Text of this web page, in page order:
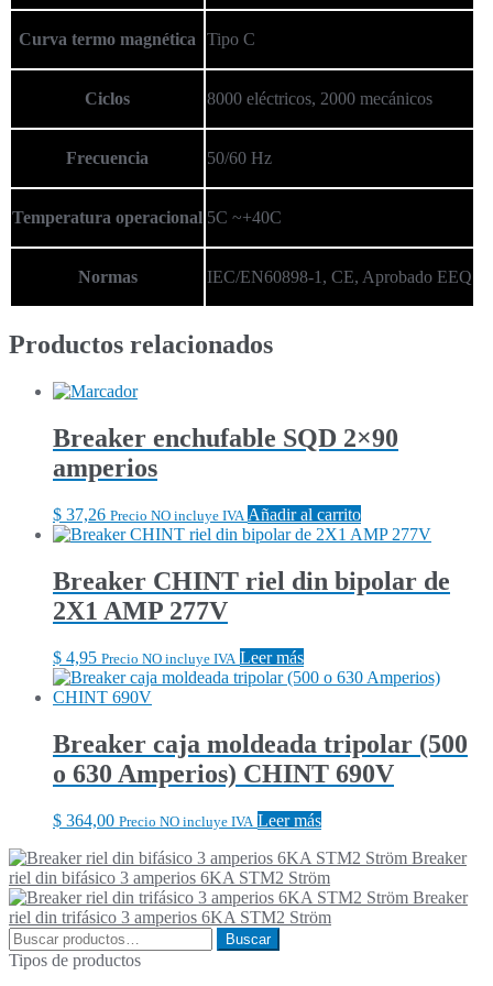
Curva termo magnética Tipo C
Ciclos 8000 eléctricos, 2000 mecánicos
Frecuencia 50/60 Hz
Temperatura operacional 5C ~+40C
Normas IEC/EN60898-1, CE, Aprobado EEQ
Productos relacionados
Breaker enchufable SQD 2×90
amperios
$ 37,26 Precio NO incluye IVA Añadir al carrito
Breaker CHINT riel din bipolar de
2X1 AMP 277V
$ 4,95 Precio NO incluye IVA Leer más
Breaker caja moldeada tripolar (500
o 630 Amperios) CHINT 690V
$ 364,00 Precio NO incluye IVA Leer más
Breaker
riel din bifásico 3 amperios 6KA STM2 Ström
Breaker
riel din trifásico 3 amperios 6KA STM2 Ström
Buscar
por:
Buscar
Tipos de productos